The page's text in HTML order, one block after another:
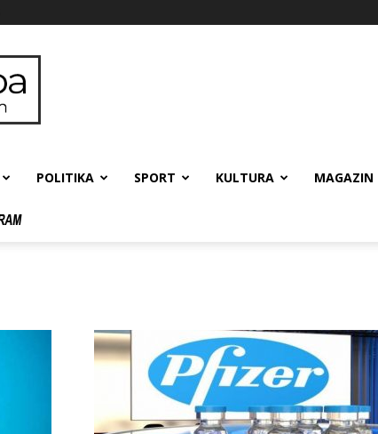
POLITIKA SPORT KULTURA MAGAZIN